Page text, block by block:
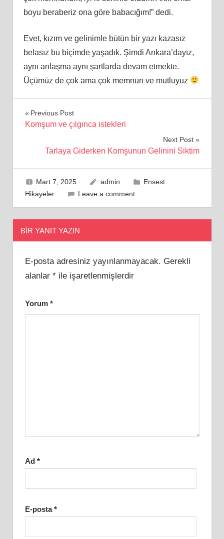
boyu beraberiz ona göre babacığım!” dedi.
Evet, kızım ve gelinimle bütün bir yazı kazasız
belasız bu biçimde yaşadık. Şimdi Ankara’dayız,
aynı anlaşma aynı şartlarda devam etmekte.
Üçümüz de çok ama çok memnun ve mutluyuz
Yazı
Previous Post
Komşum ve çılgınca istekleri
Next Post
Tarlaya Giderken Komşunun Gelinini Siktim
Mart 7, 2025 admin
Ensest
Hikayeler
Leave a comment
BIR YANIT YAZIN
E-posta adresiniz yayınlanmayacak. Gerekli
alanlar *ile işaretlenmişlerdir
Yorum *
Ad *
E-posta*